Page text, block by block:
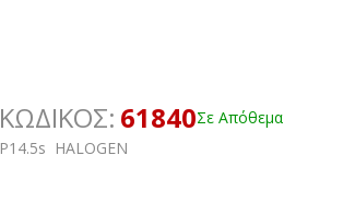
ΚΩΔΙΚΟΣ: 61840Σε Απόθεμα
P14.5s HALOGEN